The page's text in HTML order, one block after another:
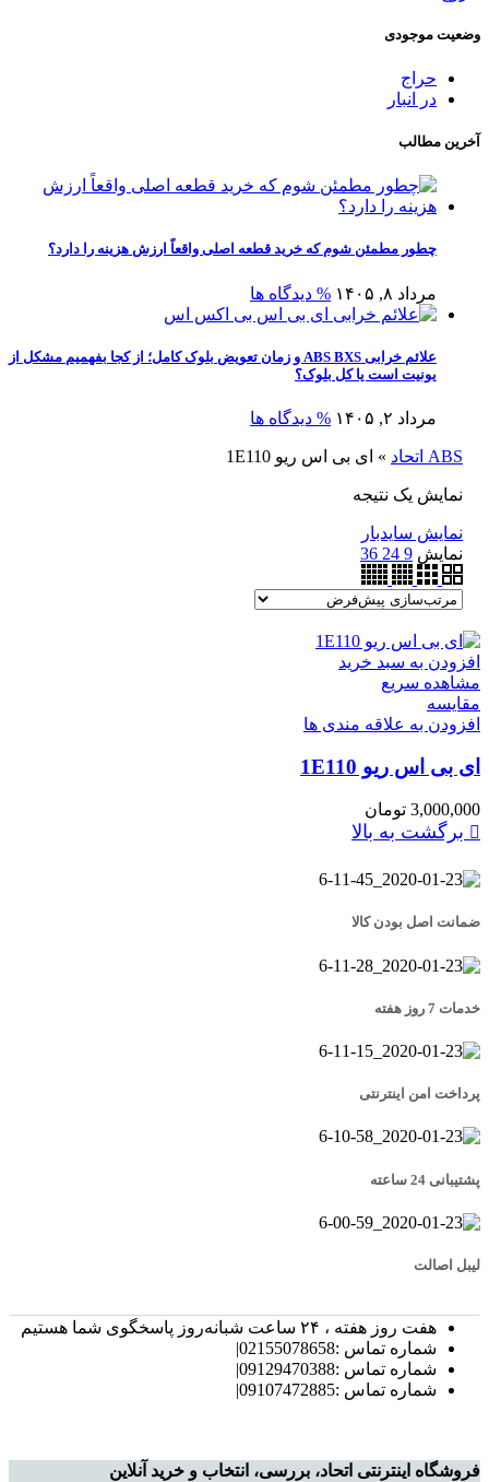
وضعیت موجودی
حراج
در انبار
آخرین مطالب
چطور مطمئن شوم که خرید قطعه اصلی واقعاً ارزش هزینه را دارد؟
مرداد ۸, ۱۴۰۵ % دیدگاه ها
علائم خرابی ABS BXS و زمان تعویض بلوک کامل؛ از کجا بفهمیم مشکل از
یونیت است یا کل بلوک؟
مرداد ۲, ۱۴۰۵ % دیدگاه ها
ABS اتحاد » ای بی اس ریو 1E110
نمایش یک نتیجه
نمایش سایدبار
نمایش 9
24
36
افزودن به سبد خرید
مشاهده سریع
مقایسه
افزودن به علاقه مندی ها
ای بی اس ریو 1E110
3,000,000 تومان
برگشت به بالا
ضمانت اصل بودن کالا
خدمات 7 روز هفته
پرداخت امن اینترنتی
پشتیبانی 24 ساعته
لیبل اصالت
هفت روز هفته ، ۲۴ ساعت شبانه‌روز پاسخگوی شما هستیم
شماره تماس :02155078658|
شماره تماس :09129470388|
شماره تماس :09107472885|
فروشگاه اینترنتی اتحاد، بررسی، انتخاب و خرید آنلاین